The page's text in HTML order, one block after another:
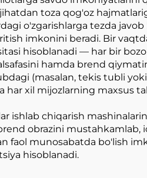
toza qog'oz
o'zgarishlarga tezda
imkonini beradi. Bir
hisoblanadi — har bir
hamda brend
(masalan, tekis tubli
har xil mijozlarning maxsus
ishlab chiqarish
obrazini
faol munosabatda bo'lish
hisoblanadi.